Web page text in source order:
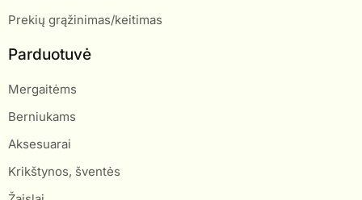
Prekių grąžinimas/keitimas
Parduotuvė
Mergaitėms
Berniukams
Aksesuarai
Krikštynos, šventės